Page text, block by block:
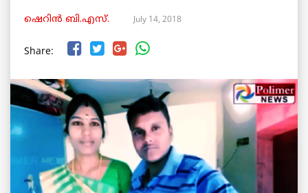
ഷെറിൻ ബി.എസ്. July 14, 2018
Share: